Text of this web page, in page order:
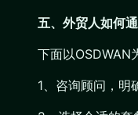
五、外贸人如何
下面以OSDWAN
1、咨询顾问，明